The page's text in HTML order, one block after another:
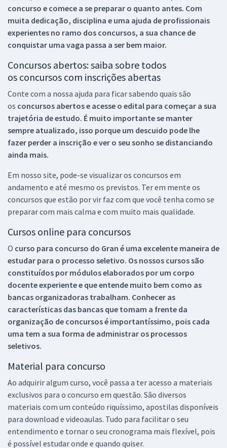
concurso e comece a se preparar o quanto antes. Com
muita dedicação, disciplina e uma ajuda de profissionais
experientes no ramo dos concursos, a sua chance de
conquistar uma vaga passa a ser bem maior.
Concursos abertos: saiba sobre todos
os concursos com inscrições abertas
Conte com a nossa ajuda para ficar sabendo quais são
os concursos abertos e acesse o edital para começar a sua
trajetória de estudo. É muito importante se manter
sempre atualizado, isso porque um descuido pode lhe
fazer perder a inscrição e ver o seu sonho se distanciando
ainda mais.
Em nosso site, pode-se visualizar os concursos em
andamento e até mesmo os previstos. Ter em mente os
concursos que estão por vir faz com que você tenha como se
preparar com mais calma e com muito mais qualidade.
Cursos online para concursos
O curso para concurso do Gran é uma excelente maneira de
estudar para o processo seletivo. Os nossos cursos são
constituídos por módulos elaborados por um corpo
docente experiente e que entende muito bem como as
bancas organizadoras trabalham. Conhecer as
características das bancas que tomam a frente da
organização de concursos é importantíssimo, pois cada
uma tem a sua forma de administrar os processos
seletivos.
Material para concurso
Ao adquirir algum curso, você passa a ter acesso a materiais
exclusivos para o concurso em questão. São diversos
materiais com um conteúdo riquíssimo, apostilas disponíveis
para download e videoaulas. Tudo para facilitar o seu
entendimento e tornar o seu cronograma mais flexível, pois
é possível estudar onde e quando quiser.